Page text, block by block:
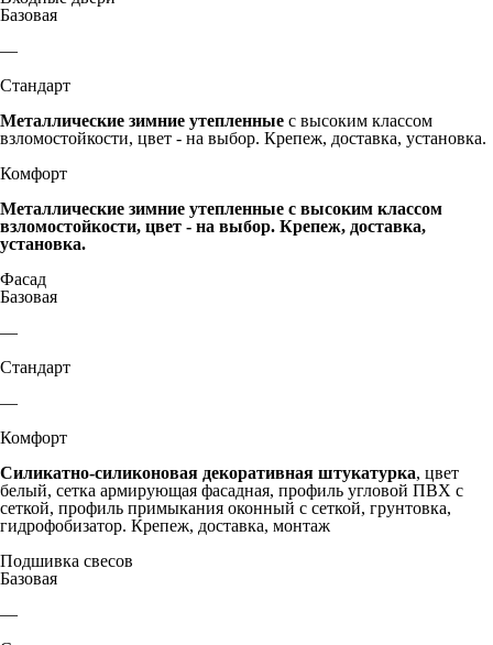
Базовая
—
Стандарт
Металлические зимние утепленные с высоким классом
взломостойкости, цвет - на выбор. Крепеж, доставка, установка.
Комфорт
Металлические зимние утепленные с высоким классом
взломостойкости, цвет - на выбор. Крепеж, доставка,
установка.
Фасад
Базовая
—
Стандарт
—
Комфорт
Силикатно-силиконовая декоративная штукатурка, цвет
белый, сетка армирующая фасадная, профиль угловой ПВХ с
сеткой, профиль примыкания оконный с сеткой, грунтовка,
гидрофобизатор. Крепеж, доставка, монтаж
Подшивка свесов
Базовая
—